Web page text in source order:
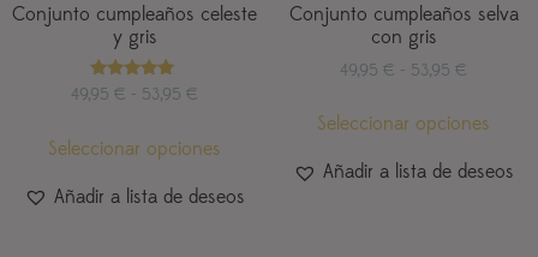
Conjunto cumpleaños celeste
y gris
Valorado
49,95 € - 53,95 €
Seleccionar opciones
Añadir a lista de deseos
Conjunto cumpleaños selva
con gris
49,95 € - 53,95 €
Seleccionar opciones
Añadir a lista de deseos